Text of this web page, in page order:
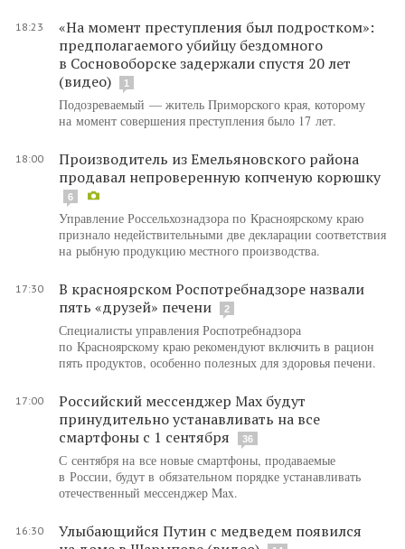
18:23
«На момент преступления был подростком»:
предполагаемого убийцу бездомного
в Сосновоборске задержали спустя 20 лет
(видео)
1
Подозреваемый — житель Приморского края, которому
на момент совершения преступления было 17 лет.
18:00
Производитель из Емельяновского района
продавал непроверенную копченую корюшку
6
Управление Россельхознадзора по Красноярскому краю
признало недействительными две декларации соответствия
на рыбную продукцию местного производства.
17:30
В красноярском Роспотребнадзоре назвали
пять «друзей» печени
2
Специалисты управления Роспотребнадзора
по Красноярскому краю рекомендуют включить в рацион
пять продуктов, особенно полезных для здоровья печени.
17:00
Российский мессенджер Max будут
принудительно устанавливать на все
смартфоны с 1 сентября
36
С сентября на все новые смартфоны, продаваемые
в России, будут в обязательном порядке устанавливать
отечественный мессенджер Max.
16:30
Улыбающийся Путин с медведем появился